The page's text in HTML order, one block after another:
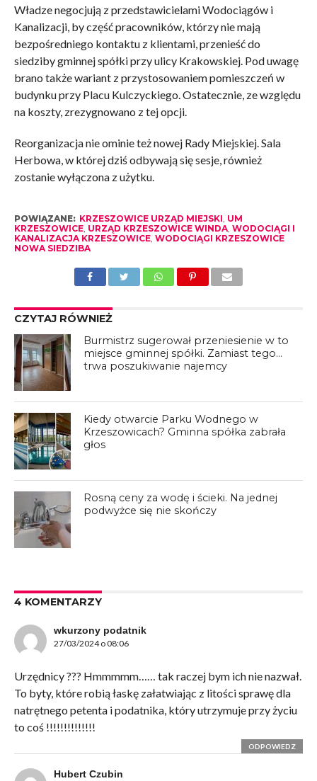
Władze negocjują z przedstawicielami Wodociągów i
Kanalizacji, by część pracowników, którzy nie mają
bezpośredniego kontaktu z klientami, przenieść do
siedziby gminnej spółki przy ulicy Krakowskiej. Pod uwagę
brano także wariant z przystosowaniem pomieszczeń w
budynku przy Placu Kulczyckiego. Ostatecznie, ze względu
na koszty, zrezygnowano z tej opcji.
Reorganizacja nie ominie też nowej Rady Miejskiej. Sala
Herbowa, w której dziś odbywają się sesje, również
zostanie wyłączona z użytku.
POWIĄZANE: KRZESZOWICE URZĄD MIEJSKI, UM
KRZESZOWICE, URZĄD KRZESZOWICE WINDA, WODOCIĄGI I
KANALIZACJA KRZESZOWICE, WODOCIĄGI KRZESZOWICE
NOWA SIEDZIBA
CZYTAJ RÓWNIEŻ
Burmistrz sugerował przeniesienie w to
miejsce gminnej spółki. Zamiast tego…
trwa poszukiwanie najemcy
Kiedy otwarcie Parku Wodnego w
Krzeszowicach? Gminna spółka zabrała
głos
Rosną ceny za wodę i ścieki. Na jednej
podwyżce się nie skończy
4 KOMENTARZY
wkurzony podatnik
27/03/2024 o 08:06
Urzędnicy ??? Hmmmmm…… tak raczej bym ich nie nazwał.
To byty, które robią łaskę załatwiając z litości sprawę dla
natrętnego petenta i podatnika, który utrzymuje przy życiu
to coś !!!!!!!!!!!!!!
ODPOWIEDZ
Hubert Czubin